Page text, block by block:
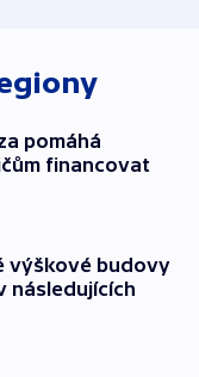
pomáhá
financovat
výškové budovy
následujících